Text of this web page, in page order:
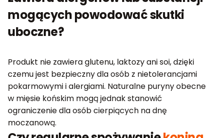
mogących powodować skutki
uboczne?
Produkt nie zawiera glutenu, laktozy ani soi, dzięki
czemu jest bezpieczny dla osób z nietolerancjami
pokarmowymi i alergiami. Naturalne puryny obecne
w mięsie końskim mogą jednak stanowić
ograniczenie dla osób cierpiących na dnę
moczanową.